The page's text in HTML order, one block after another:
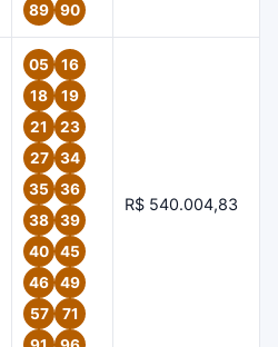
89
90
05
16
18
19
21
23
27
34
35
36
38
39
40
45
46
49
57
71
R$ 540.004,83